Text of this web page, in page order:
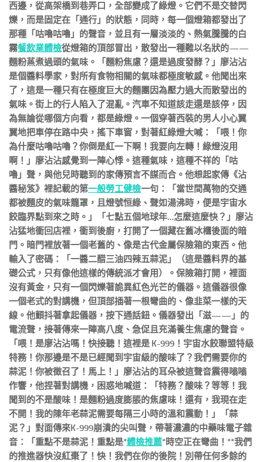
西邊，從高架橋到巷弄口，全部變成了綠燈。它們不是交替閃
爍，而是固定在「通行」的狀態，同時，每一個燈箱都發出了
那種「咕嚕咕嚕」的聲音，並且有一層淡淡的、熱氣騰騰的白
霧餐飲業體檢從燈箱的頂部冒出，散發出一種難以名狀的——
麵粉蒸煮過頭的氣味。「麵粉焦慮？還是過度發酵？」廖沾沾
是個醬料學家，對所有食物相關的氣味都極度敏感。他聞出來
了，這是一種只有在極度巨大的麵團因為壓力過大而散發出的
氣味。街上的行人陷入了混亂。汽車不知道該走還是該停，因
為無論從哪個方向看，都是綠燈。一個穿著西裝的男人小心翼
翼地把車停在路中央，搖下車窗，對著紅綠燈大喊：「喂！你
為什麼咕嚕咕嚕？你倒是紅一下啊！我要向左轉！綠燈沒用
啊！」廖沾沾感覺到一陣心悸。這種氣味，這種不祥的「咕
嚕」聲，與他兒時聽到的家傳預言不謀而合。他想起家傳《沾
醬秘笈》裡記載的第一般勞工健檢一句：「當世間萬物的交通
都被麵皮的氣味籠罩，且燈號恒綠、聲如湯沸時，便是宇宙水
餃臨界點到來之時。」「七點五個地球年…怎麼這麼快？」廖沾
沾猛地衝回店裡，衝到後廚，打開了一個藏在舊冰櫃後面的暗
門。暗門裡放著一個老舊的、像是古代金屬保險箱的東西。他
輸入了密碼：「一醬二醋三油四辣五蒜泥」（這是醬料界的基
礎公式，只有像他這樣的傳統派才會用）。保險箱打開，裡面
沒有黃金，只有一個閃爍著詭異紅色光芒的儀器。這儀器很像
一個老式的對講機，但頂部插著一根彎曲的、像韭菜一樣的天
線。他顫抖著拿起儀器，按下通話鈕。儀器發出「滋——」的
電流聲，接著傳來一陣高八度、急促且充滿養生焦慮的聲音。
「喂！是廖沾沾嗎！快接聽！這裡是 K-999！宇宙水餃聯盟特級
特務！你那邊是不是已經聞到宇宙級的酸味了？我們需要你的
蒜泥！你被徵召了！馬上！」廖沾沾的耳朵被這聲音震得嗡嗡
作響，他捏著對講機，困惑地喊道：「特務？酸味？等等！我
聞到的不是酸味！是麵粉過度膨脹的焦慮味！還有，我現在走
不開！我的陳年老蒜泥需要每隔三小時的溫和震動！」「蒜
泥？」對面傳來K-999崩潰的尖叫聲，帶著濃濃的中藥味電子雜
音：「重點不是蒜泥！重點是*體檢推薦*時空正在彎曲！**我們
的推進器快沒紅棗了！快！我們在你的後院！別帶任何多餘的